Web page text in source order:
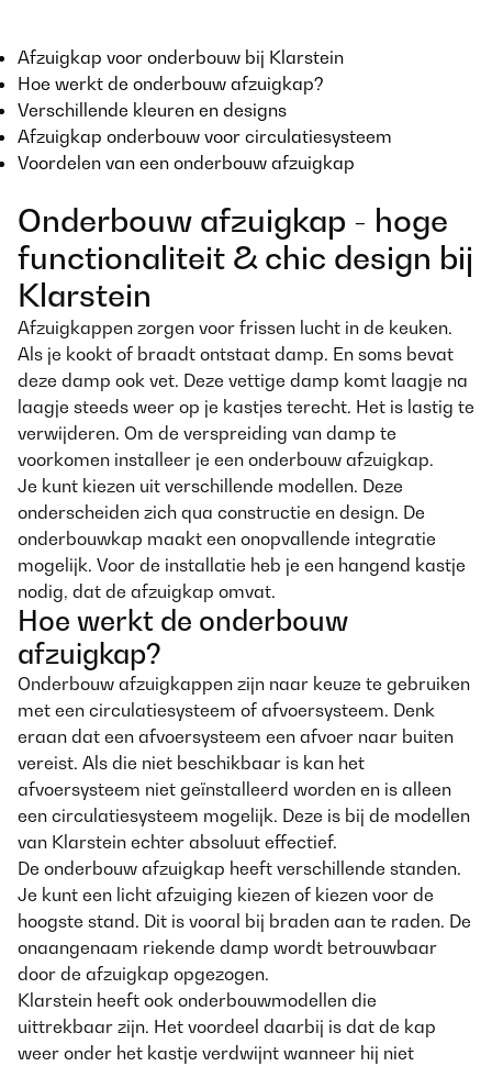
Afzuigkap voor onderbouw bij Klarstein
Hoe werkt de onderbouw afzuigkap?
Verschillende kleuren en designs
Afzuigkap onderbouw voor circulatiesysteem
Voordelen van een onderbouw afzuigkap
Onderbouw afzuigkap - hoge
functionaliteit & chic design bij
Klarstein
Afzuigkappen zorgen voor frissen lucht in de keuken.
Als je kookt of braadt ontstaat damp. En soms bevat
deze damp ook vet. Deze vettige damp komt laagje na
laagje steeds weer op je kastjes terecht. Het is lastig te
verwijderen. Om de verspreiding van damp te
voorkomen installeer je een onderbouw afzuigkap.
Je kunt kiezen uit verschillende modellen. Deze
onderscheiden zich qua constructie en design. De
onderbouwkap maakt een onopvallende integratie
mogelijk. Voor de installatie heb je een hangend kastje
nodig, dat de afzuigkap omvat.
Hoe werkt de onderbouw
afzuigkap?
Onderbouw afzuigkappen zijn naar keuze te gebruiken
met een circulatiesysteem of afvoersysteem. Denk
eraan dat een afvoersysteem een afvoer naar buiten
vereist. Als die niet beschikbaar is kan het
afvoersysteem niet geïnstalleerd worden en is alleen
een circulatiesysteem mogelijk. Deze is bij de modellen
van Klarstein echter absoluut effectief.
De onderbouw afzuigkap heeft verschillende standen.
Je kunt een licht afzuiging kiezen of kiezen voor de
hoogste stand. Dit is vooral bij braden aan te raden. De
onaangenaam riekende damp wordt betrouwbaar
door de afzuigkap opgezogen.
Klarstein heeft ook onderbouwmodellen die
uittrekbaar zijn. Het voordeel daarbij is dat de kap
weer onder het kastje verdwijnt wanneer hij niet